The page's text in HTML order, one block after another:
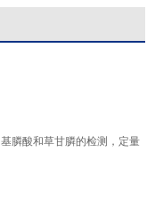
膦酸和草甘膦的检测，定量